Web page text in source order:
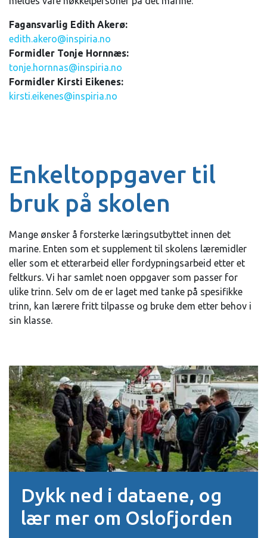
Fagansvarlig Edith Akerø:
edith.akero@inspiria.no
Formidler Tonje Hornnæs:
tonje.hornnas@inspiria.no
Formidler Kirsti Eikenes:
kirsti.eikenes@inspiria.no
Enkeltoppgaver til
bruk på skolen
Mange ønsker å forsterke læringsutbyttet innen det
marine. Enten som et supplement til skolens læremidler
eller som et etterarbeid eller fordypningsarbeid etter et
feltkurs. Vi har samlet noen oppgaver som passer for
ulike trinn. Selv om de er laget med tanke på spesifikke
trinn, kan lærere fritt tilpasse og bruke dem etter behov i
sin klasse.
Dykk ned i dataene, og
lær mer om Oslofjorden